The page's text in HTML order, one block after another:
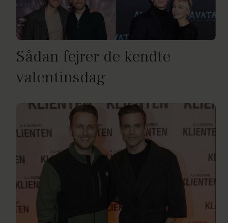
Sådan fejrer de kendte
valentinsdag